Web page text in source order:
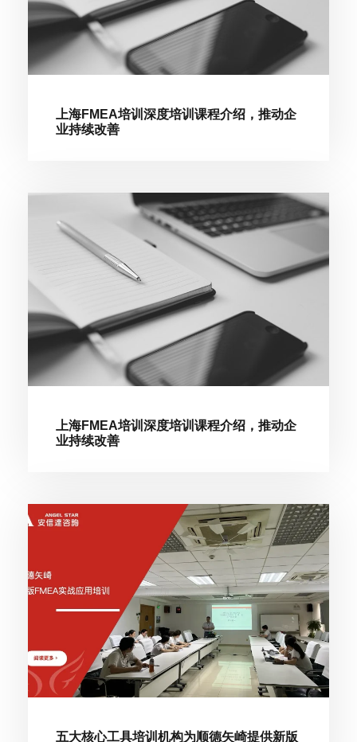
上海FMEA培训深度培训课程介绍，推动企
业持续改善
上海FMEA培训深度培训课程介绍，推动企
业持续改善
五大核心工具培训机构为顺德矢崎提供新版